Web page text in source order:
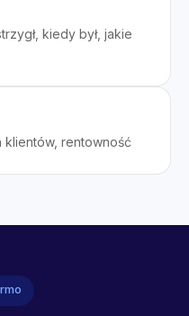
kiedy był, jakie
klientów, rentowność